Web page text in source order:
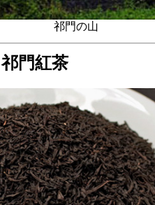
祁門の山
祁門紅茶